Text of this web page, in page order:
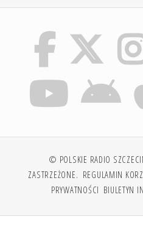
© POLSKIE RADIO
ZASTRZEŻONE. REGULAMIN
PRYWATNOŚCI BIULETYN